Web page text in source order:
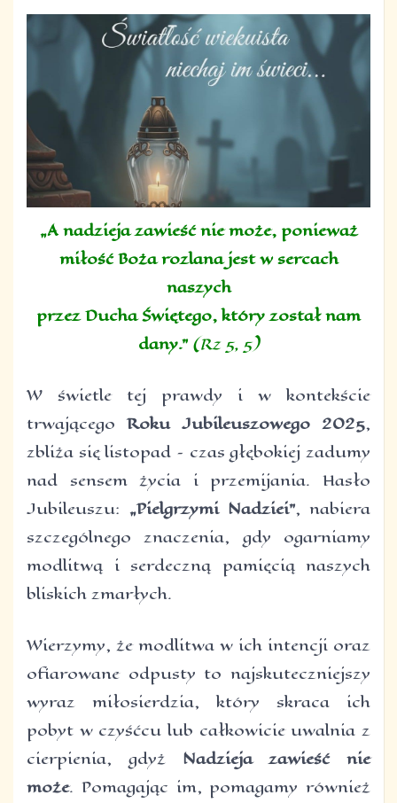
„A nadzieja zawieść nie może, ponieważ
miłość Boża rozlana jest w sercach
naszych
przez Ducha Świętego, który został nam
dany.” (Rz 5, 5)
W świetle tej prawdy i w kontekście
trwającegoRoku Jubileuszowego 2025,
zbliża się listopad – czas głębokiej zadumy
nad sensem życia i przemijania. Hasło
Jubileuszu: „Pielgrzymi Nadziei”, nabiera
szczególnego znaczenia, gdy ogarniamy
modlitwą i serdeczną pamięcią naszych
bliskich zmarłych.
Wierzymy, że modlitwa w ich intencji oraz
ofiarowane odpusty to najskuteczniejszy
wyraz miłosierdzia, który skraca ich
pobyt w czyśćcu lub całkowicie uwalnia z
cierpienia, gdyż Nadzieja zawieść nie
może. Pomagając im, pomagamy również